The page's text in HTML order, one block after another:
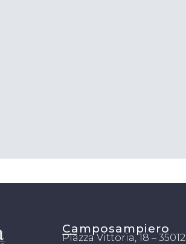
Camposampiero
Piazza Vittoria, 18 – 35012